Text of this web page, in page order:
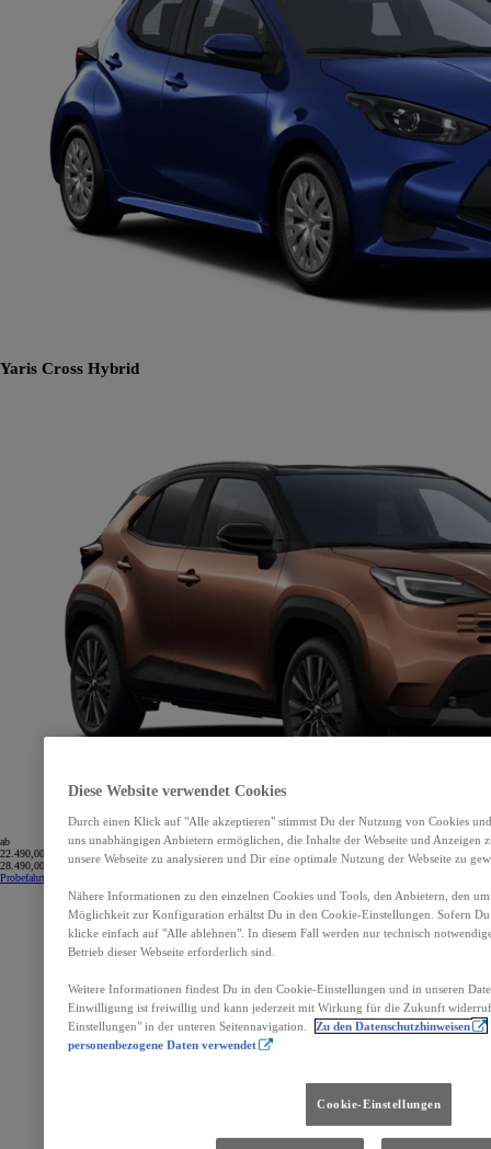
Yaris Cross Hybrid
ab
22.490,00 €
28.490,00 €
Probefahrt vereinbaren
Diese Website verwendet Cookies
Durch einen Klick auf "Alle akzeptieren" stimmst Du der Nutzung von Cookies
uns unabhängigen Anbietern ermöglichen, die Inhalte der Webseite und Anzeigen
unsere Webseite zu analysieren und Dir eine optimale Nutzung der Webseite zu
Nähere Informationen zu den einzelnen Cookies und Tools, den Anbietern, den
Möglichkeit zur Konfiguration erhältst Du in den Cookie-Einstellungen. Sofern
klicke einfach auf "Alle ablehnen". In diesem Fall werden nur technisch
Betrieb dieser Webseite erforderlich sind.
Weitere Informationen findest Du in den Cookie-Einstellungen und in unseren
Einwilligung ist freiwillig und kann jederzeit mit Wirkung für die Zukunft
Einstellungen" in der unteren Seitennavigation.
Zu den Datenschutzhinweisen
personenbezogene Daten verwendet
Cookie-Einstellungen